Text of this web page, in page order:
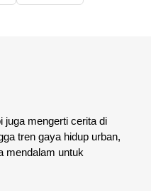
juga mengerti cerita di
tren gaya hidup urban,
mendalam untuk